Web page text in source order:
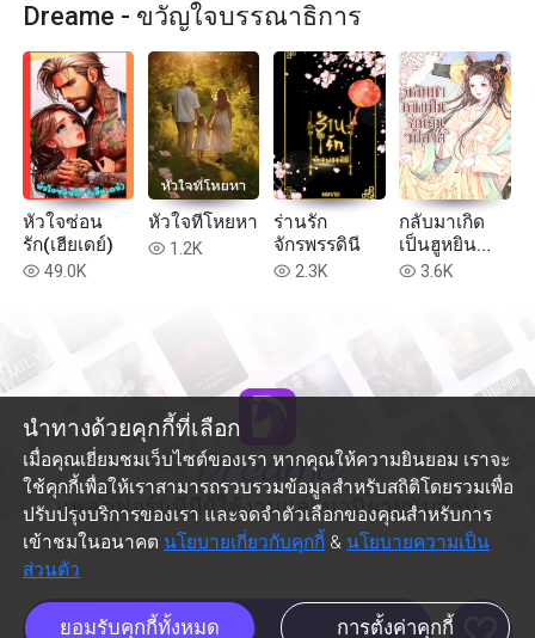
นำทางด้วยคุกกี้ที่เลือก
เมื่อคุณเยี่ยมชมเว็บไซต์ของเรา หากคุณให้ความยินยอม เราจะ
ใช้คุกกี้เพื่อให้เราสามารถรวบรวมข้อมูลสำหรับสถิติโดยรวมเพื่อ
ปรับปรุงบริการของเรา และจดจำตัวเลือกของคุณสำหรับการ
เข้าชมในอนาคต นโยบายเกี่ยวกับคุกกี้ & นโยบายความเป็น
ส่วนตัว
ยอมรับคุกกี้ทั้งหมด การตั้งค่าคุกกี้
Dreame - ขวัญใจบรรณาธิการ
หัวใจซ่อน
รัก(เฮียเดย์)
read 49.0K
หัวใจที่โหยหา
read 1.2K
ร่านรัก
จักรพรรดินี
read 2.3K
กลับมาเกิด
เป็นฮูหยิน
วิปลาส
read 3.6K
แพลตฟอร์มที่มีผู้ใช้งานและนวนิยายนับล้าน
อ่านต่อ